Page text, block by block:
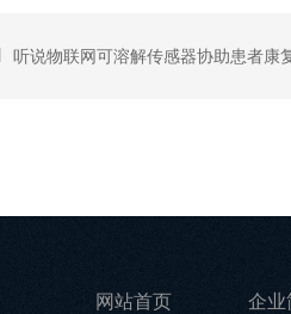
听说物联网可溶解传感器协助患者康
网站首页 企业